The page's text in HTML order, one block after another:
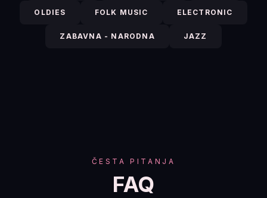
OLDIES FOLK MUSIC ELECTRONIC
ZABAVNA - NARODNA JAZZ
ČESTA PITANJA
FAQ